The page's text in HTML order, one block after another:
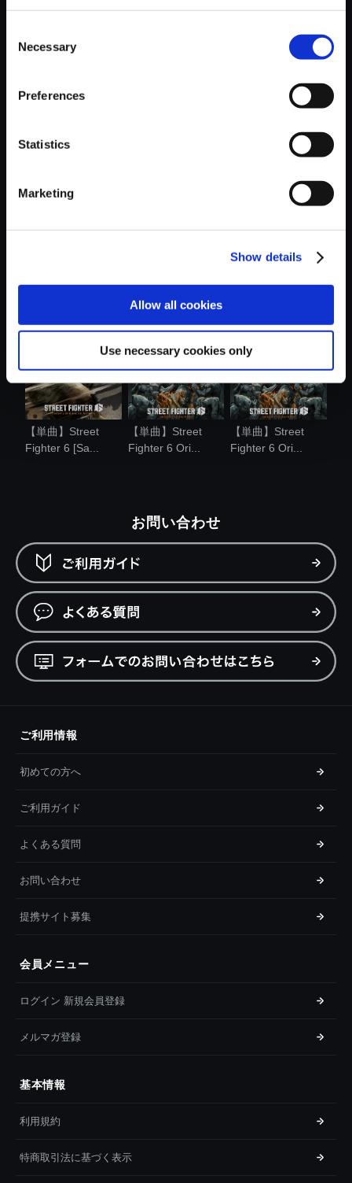
Selection
Necessary
Preferences
Statistics
Marketing
Show details
Allow all cookies
Use necessary cookies only
おすすめ商品
【単曲】Street
Fighter 6 [Sa...
【単曲】Street
Fighter 6 Ori...
【単曲】Street
Fighter 6 Ori...
お問い合わせ
ご利用情報
初めての方へ
ご利用ガイド
よくある質問
お問い合わせ
提携サイト募集
会員メニュー
ログイン 新規会員登録
メルマガ登録
基本情報
利用規約
特商取引法に基づく表示